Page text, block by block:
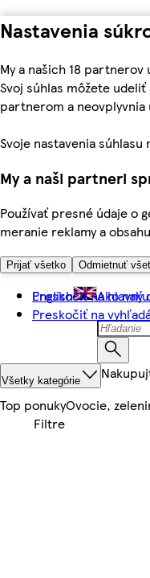
Nastavenia
My a našich 18
Svoj súhlas môžete
partnerom a neovplyvnia
Svoje nastavenia
My a naši partneri
Používať presné údaje o
meranie reklamy a
Prijať všetko Odmietnuť
Preskočiť na hlavný
Preskočiť na
English Ako
Všetky kategórie
Top ponukyOvocie,